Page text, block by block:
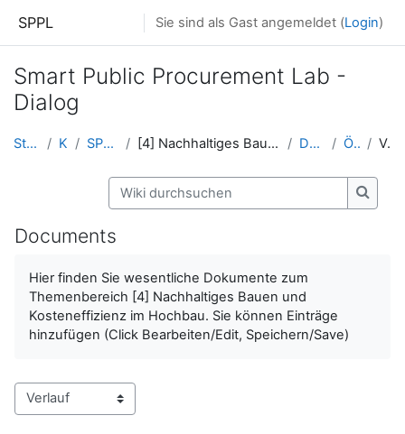
SPPL Sie sind als Gast angemeldet (Login)
Smart Public Procurement Lab -
Dialog
Startseite Kurse SPPL Platform [4] Nachhaltiges Bauen und Kosteneffizienz im Hoch... Documents ÖkoKauf Verlauf
Wiki durchsuchen
Wiki
Documents
Hier finden Sie wesentliche Dokumente zum
Themenbereich [4] Nachhaltiges Bauen und
Kosteneffizienz im Hochbau. Sie können Einträge
hinzufügen (Click Bearbeiten/Edit, Speichern/Save)